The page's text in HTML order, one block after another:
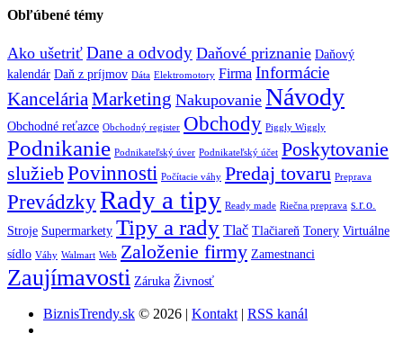
Obľúbené témy
Ako ušetriť Dane a odvody Daňové priznanie Daňový
kalendár Daň z príjmov Dáta Elektromotory Firma Informácie
Kancelária Marketing Nakupovanie Návody
Obchodné reťazce Obchodný register Obchody Piggly Wiggly
Podnikanie Podnikateľský úver Podnikateľský účet Poskytovanie
služiebPovinnosti Počítacie váhy Predaj tovaru Preprava
PrevádzkyRady a tipy Ready made Riečna preprava s.r.o.
Stroje Supermarkety Tipy a rady Tlač Tlačiareň Tonery Virtuálne
sídlo Váhy Walmart Web Založenie firmy Zamestnanci
Zaujímavosti Záruka Živnosť
BiznisTrendy.sk © 2026 | Kontakt | RSS kanál